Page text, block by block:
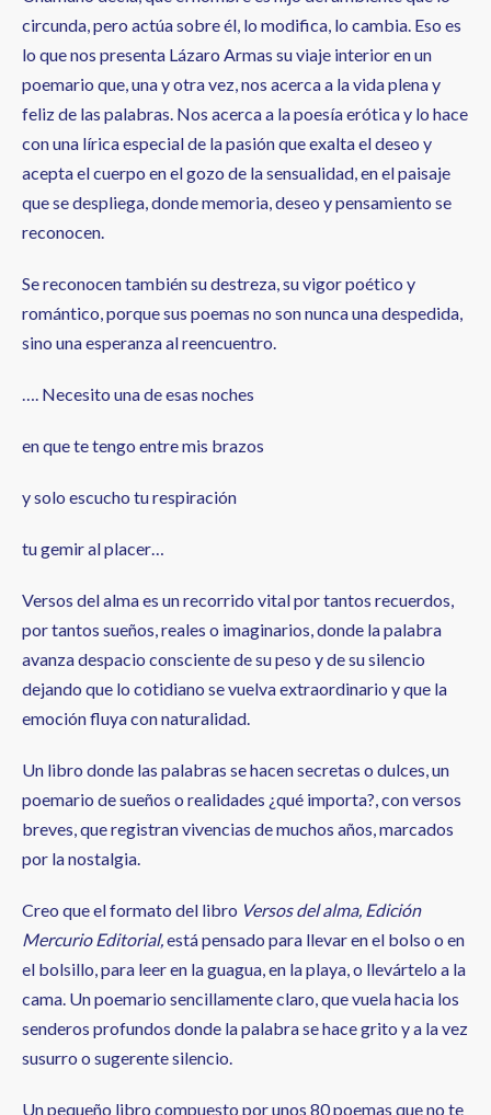
circunda, pero actúa sobre él, lo modifica, lo cambia. Eso es
lo que nos presenta Lázaro Armas su viaje interior en un
poemario que, una y otra vez, nos acerca a la vida plena y
feliz de las palabras. Nos acerca a la poesía erótica y lo hace
con una lírica especial de la pasión que exalta el deseo y
acepta el cuerpo en el gozo de la sensualidad, en el paisaje
que se despliega, donde memoria, deseo y pensamiento se
reconocen.
Se reconocen también su destreza, su vigor poético y
romántico, porque sus poemas no son nunca una despedida,
sino una esperanza al reencuentro.
…. Necesito una de esas noches
en que te tengo entre mis brazos
y solo escucho tu respiración
tu gemir al placer…
Versos del alma es un recorrido vital por tantos recuerdos,
por tantos sueños, reales o imaginarios, donde la palabra
avanza despacio consciente de su peso y de su silencio
dejando que lo cotidiano se vuelva extraordinario y que la
emoción fluya con naturalidad.
Un libro donde las palabras se hacen secretas o dulces, un
poemario de sueños o realidades ¿qué importa?, con versos
breves, que registran vivencias de muchos años, marcados
por la nostalgia.
Creo que el formato del libro Versos del alma, Edición
Mercurio Editorial,está pensado para llevar en el bolso o en
el bolsillo, para leer en la guagua, en la playa, o llevártelo a la
cama. Un poemario sencillamente claro, que vuela hacia los
senderos profundos donde la palabra se hace grito y a la vez
susurro o sugerente silencio.
Un pequeño libro compuesto por unos 80 poemas que no te